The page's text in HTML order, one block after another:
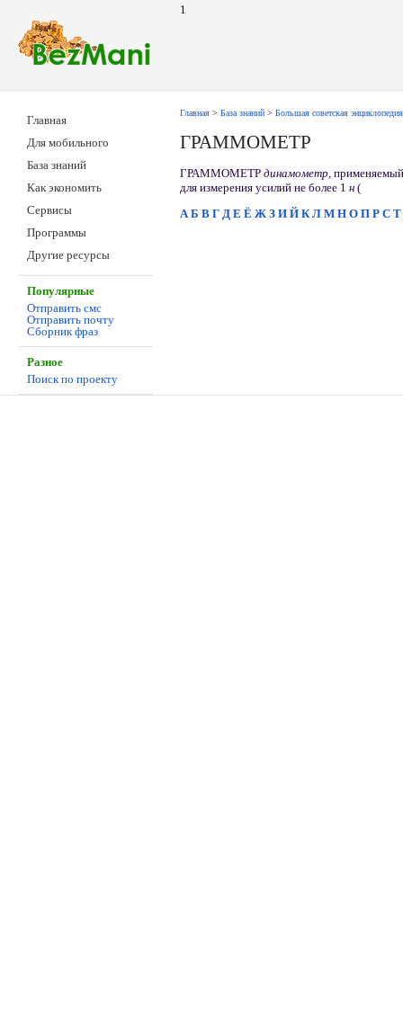
1
Главная
Для мобильного
База знаний
Как экономить
Сервисы
Программы
Другие ресурсы
Популярные
Отправить смс
Отправить почту
Сборник фраз
Разное
Поиск по проекту
Главная > База знаний > Большая советская энциклопедия
ГРАММОМЕТР
ГРАММОМЕТР динамометр, применяемый
для измерения усилий не более 1 н (
А Б В Г Д Е Ё Ж З И Й К Л М Н О П Р С Т